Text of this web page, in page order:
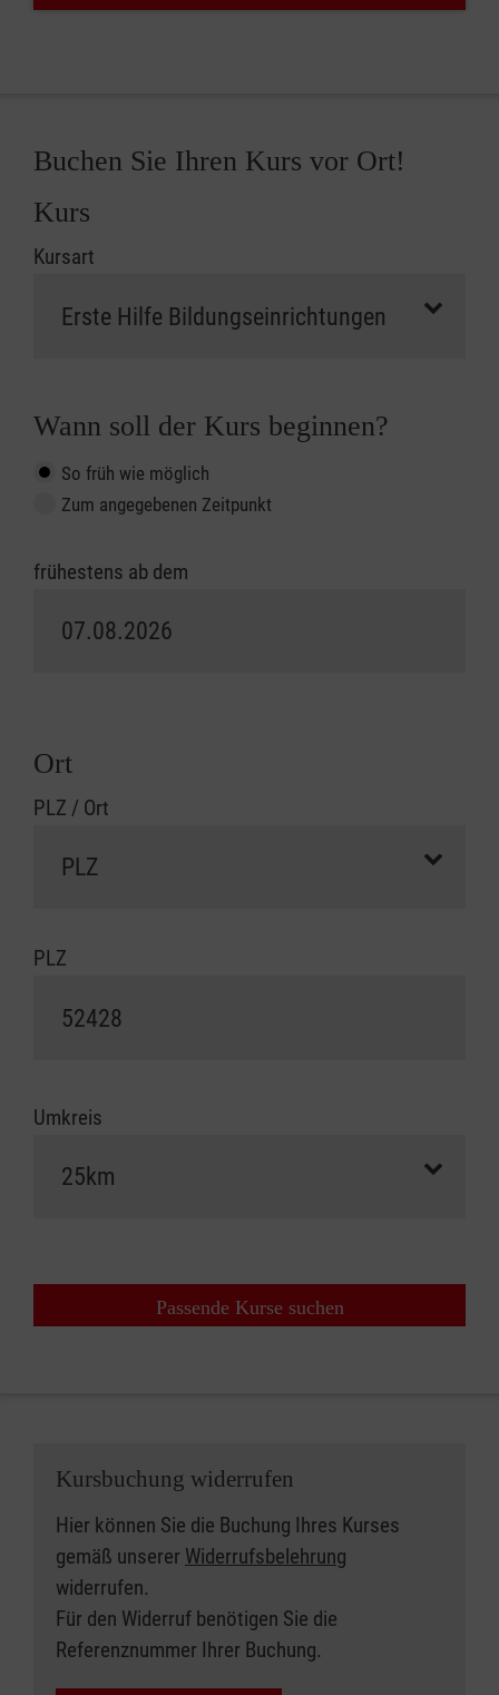
Buchen Sie Ihren Kurs vor Ort!
Kurs
Kursart
Wann soll der Kurs beginnen?
So früh wie möglich
Zum angegebenen Zeitpunkt
frühestens ab dem
Ort
PLZ / Ort
PLZ
Umkreis
Passende Kurse suchen
Kursbuchung widerrufen
Hier können Sie die Buchung Ihres Kurses
gemäß unserer Widerrufsbelehrung
widerrufen.
Für den Widerruf benötigen Sie die
Referenznummer Ihrer Buchung.